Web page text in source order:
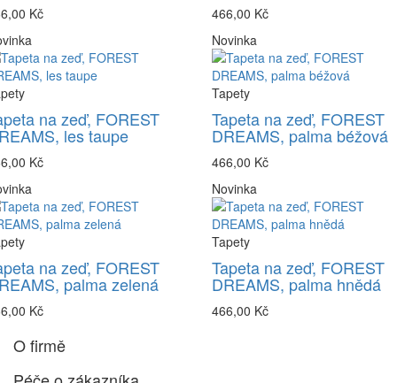
Kč
466,00 Kč
na zeď, FOREST
les taupe
Kč
Novinka
Tapety
Tapeta na zeď, FOREST
DREAMS, palma béžová
466,00 Kč
na zeď, FOREST
palma zelená
Kč
Novinka
Tapety
Tapeta na zeď, FOREST
DREAMS, palma hnědá
466,00 Kč
O firmě